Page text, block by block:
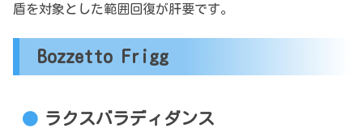
盾を対象とした範囲回復が肝要です。
Bozzetto Frigg
ラクスバラディダンス